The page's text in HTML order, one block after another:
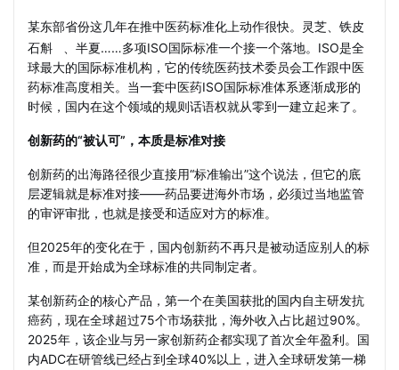
某东部省份这几年在推中医药标准化上动作很快。灵芝、 铁皮
石斛
、半夏……多项ISO国际标准一个接一个落地。ISO是全
球最大的国际标准机构，它的传统医药技术委员会工作跟中医
药标准高度相关。当一套中医药ISO国际标准体系逐渐成形的
时候，国内在这个领域的规则话语权就从零到一建立起来了。
创新药的“被认可”，本质是标准对接
创新药的出海路径很少直接用“标准输出”这个说法，但它的底
层逻辑就是标准对接——药品要进海外市场，必须过当地监管
的审评审批，也就是接受和适应对方的标准。
但2025年的变化在于，国内创新药不再只是被动适应别人的标
准，而是开始成为全球标准的共同制定者。
某创新药企的核心产品，第一个在美国获批的国内自主研发抗
癌药，现在全球超过75个市场获批，海外收入占比超过90%。
2025年，该企业与另一家创新药企都实现了首次全年盈利。国
内ADC在研管线已经占到全球40%以上，进入全球研发第一梯